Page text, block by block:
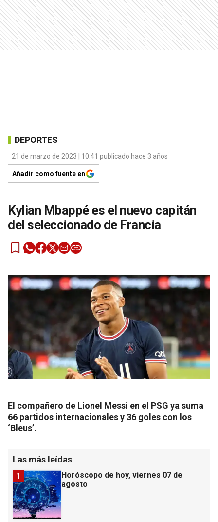
DEPORTES
21 de marzo de 2023 | 10:41 publicado hace 3 años
Añadir como fuente en
Kylian Mbappé es el nuevo capitán
del seleccionado de Francia
El compañero de Lionel Messi en el PSG ya suma
66 partidos internacionales y 36 goles con los
‘Bleus’.
Las más leídas
Horóscopo de hoy, viernes 07 de
agosto
1